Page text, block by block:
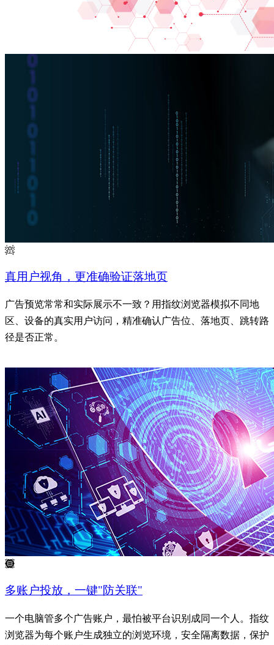
真用户视角，更准确验证落地页
广告预览常常和实际展示不一致？用指纹浏览器模拟不同地
区、设备的真实用户访问，精准确认广告位、落地页、跳转路
径是否正常。
多账户投放，一键"防关联"
一个电脑管多个广告账户，最怕被平台识别成同一个人。指纹
浏览器为每个账户生成独立的浏览环境，安全隔离数据，保护